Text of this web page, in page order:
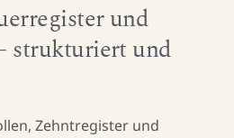
Sites und Blog-Beiträgen zu
und
strukturiert und
Zehntregister und